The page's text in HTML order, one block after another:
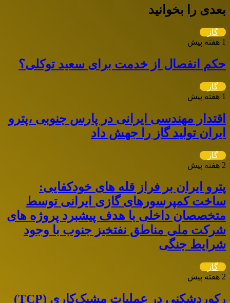
بعدی را بخوانید
گاز
1 هفته پیش
حکم انفصال از خدمت برای سعید توکلی؟
گاز
1 هفته پیش
اقتدار مهندسی ایرانی در پارس جنوبی ،پترو
ایران تولید گاز را جهش داد
گاز
2 هفته پیش
پترو ایران بر فراز قله های خودکفایی:
ساخت کمپرسورهای گازی ایرانی توسط
متخصصان داخلی با هدف پیشبرد پروژه های
شرکت ملی مناطق نفتخیز جنوب با وجود
شرایط جنگی
گاز
2 هفته پیش
رکوردشکنی در عملیات مشبک‌کاری (TCP)